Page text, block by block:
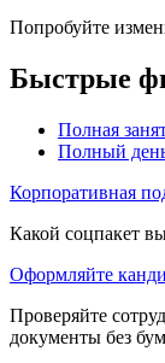
Попробуйте
Быстрые
Полная
Полный
Корпоративная
Какой соцпакет
Оформляйте
Проверяйте
документы без